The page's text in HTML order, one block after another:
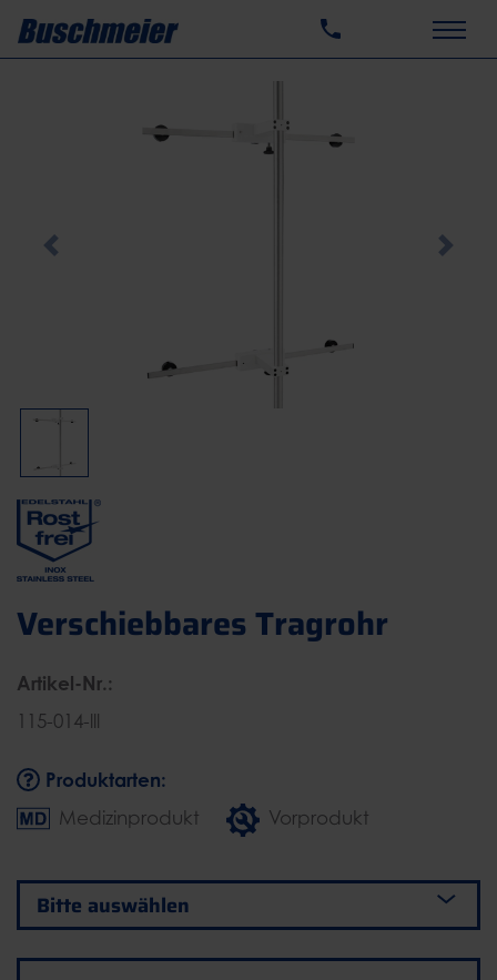
Previous Next
Verschiebbares Tragrohr
Artikel-Nr.:
115-014-lll
Produktarten:
Medizinprodukt Vorprodukt